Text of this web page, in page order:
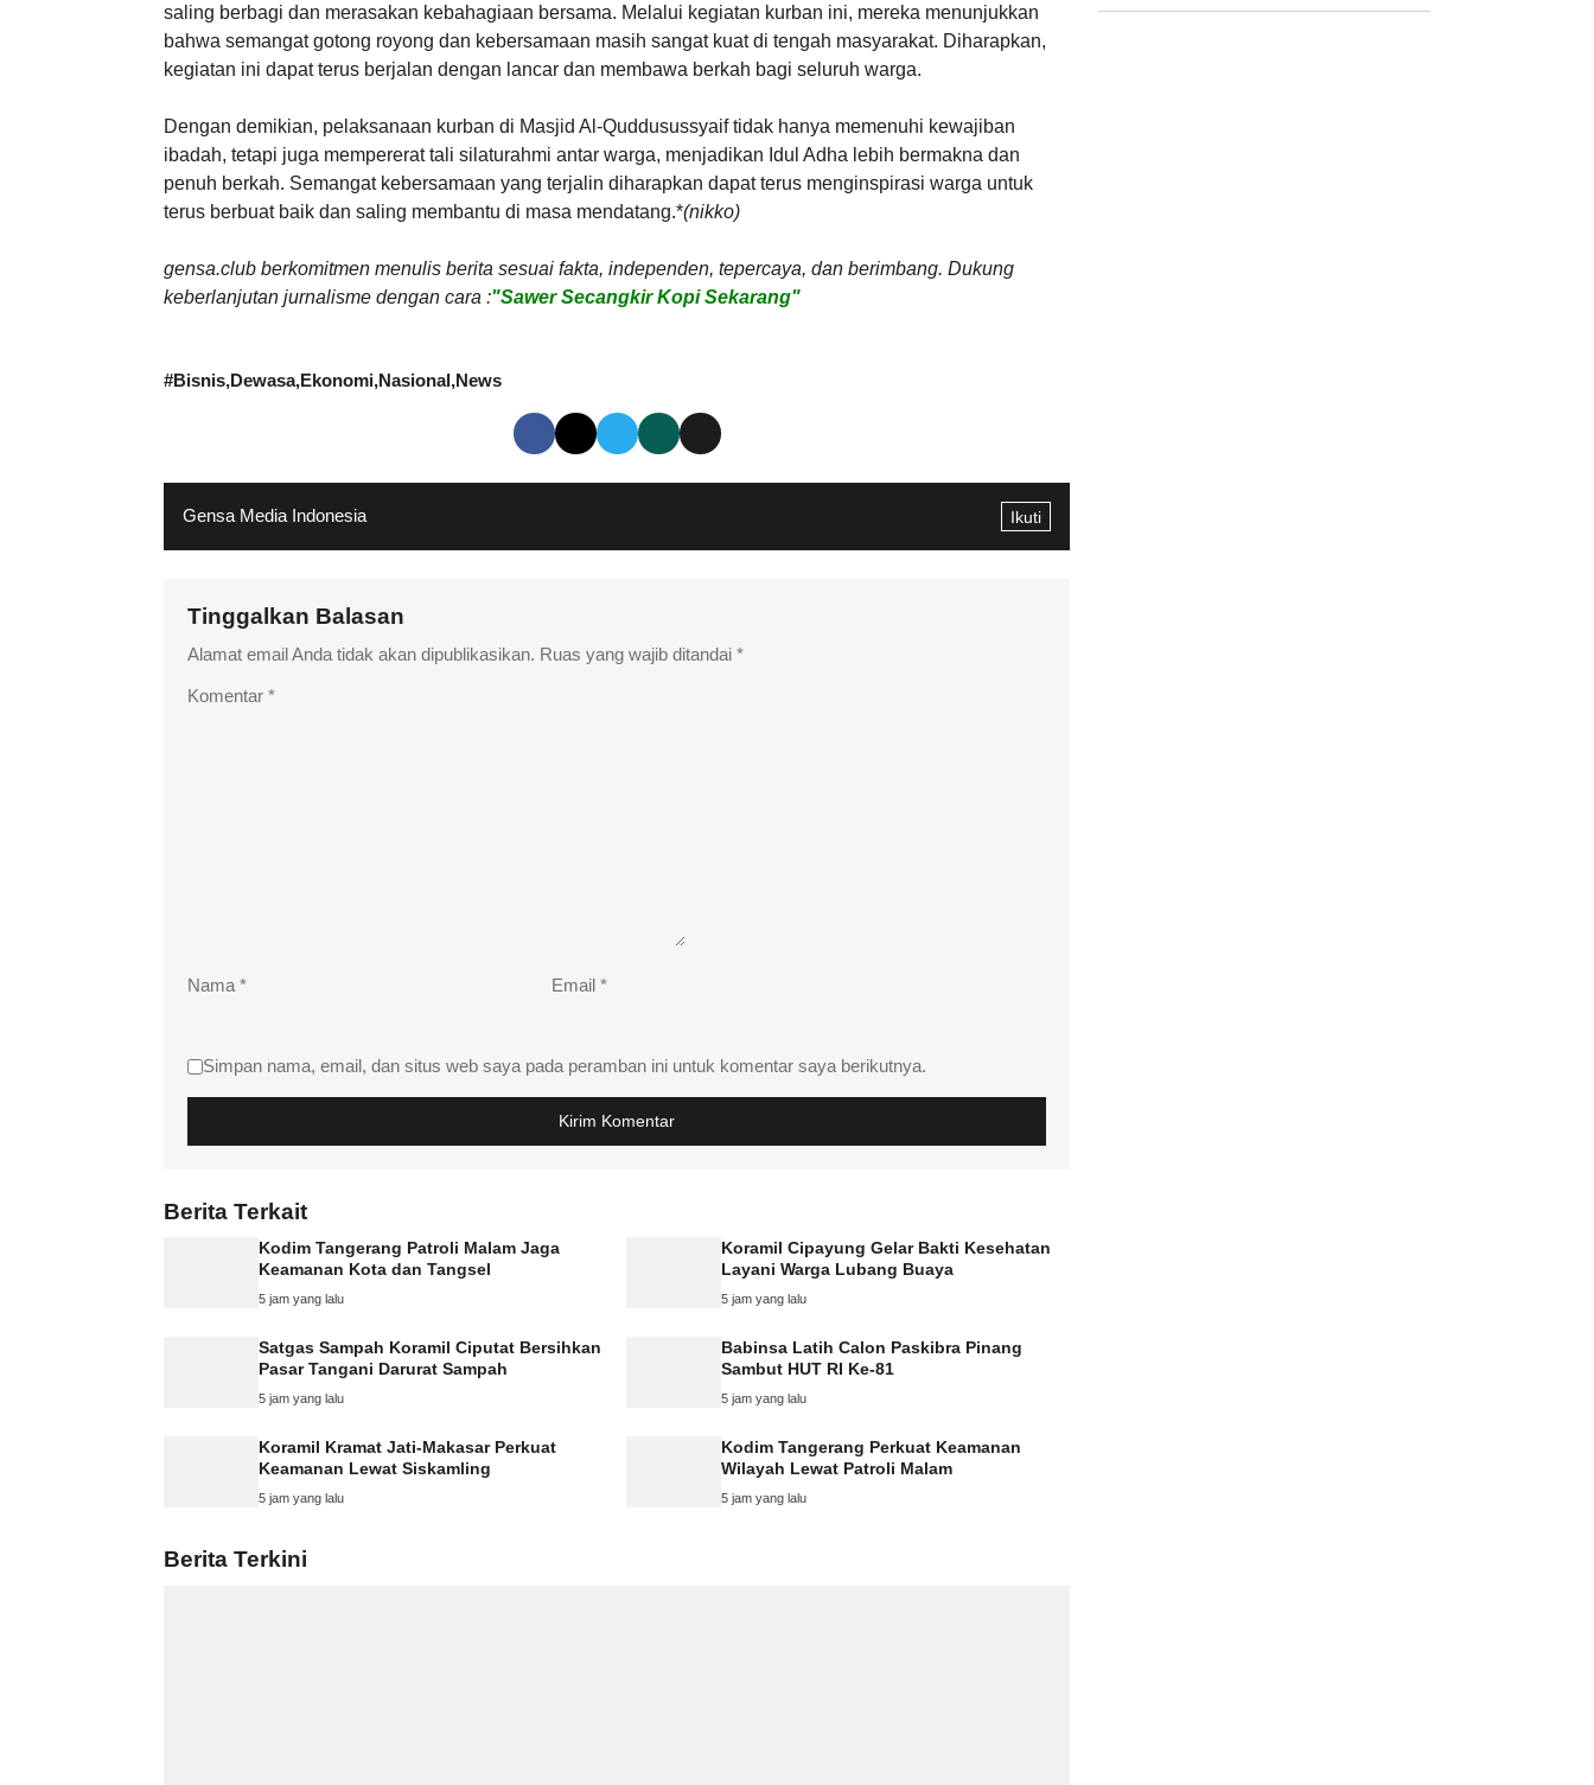
saling berbagi dan merasakan kebahagiaan bersama. Melalui kegiatan kurban ini, mereka menunjukkan
bahwa semangat gotong royong dan kebersamaan masih sangat kuat di tengah masyarakat. Diharapkan,
kegiatan ini dapat terus berjalan dengan lancar dan membawa berkah bagi seluruh warga.
Dengan demikian, pelaksanaan kurban di Masjid Al-Quddusussyaif tidak hanya memenuhi kewajiban
ibadah, tetapi juga mempererat tali silaturahmi antar warga, menjadikan Idul Adha lebih bermakna dan
penuh berkah. Semangat kebersamaan yang terjalin diharapkan dapat terus menginspirasi warga untuk
terus berbuat baik dan saling membantu di masa mendatang.*(nikko)
gensa.club berkomitmen menulis berita sesuai fakta, independen, tepercaya, dan berimbang. Dukung
keberlanjutan jurnalisme dengan cara :"Sawer Secangkir Kopi Sekarang"
#Bisnis Dewasa Ekonomi Nasional News
Gensa Media Indonesia Ikuti
Tinggalkan Balasan
Alamat email Anda tidak akan dipublikasikan. Ruas yang wajib ditandai *
Komentar *
Nama * Email *
Simpan nama, email, dan situs web saya pada peramban ini untuk komentar saya berikutnya.
Berita Terkait
Kodim Tangerang Patroli Malam Jaga
Keamanan Kota dan Tangsel
5 jam yang lalu
Koramil Cipayung Gelar Bakti Kesehatan
Layani Warga Lubang Buaya
5 jam yang lalu
Satgas Sampah Koramil Ciputat Bersihkan
Pasar Tangani Darurat Sampah
5 jam yang lalu
Babinsa Latih Calon Paskibra Pinang
Sambut HUT RI Ke-81
5 jam yang lalu
Koramil Kramat Jati-Makasar Perkuat
Keamanan Lewat Siskamling
5 jam yang lalu
Kodim Tangerang Perkuat Keamanan
Wilayah Lewat Patroli Malam
5 jam yang lalu
Berita Terkini